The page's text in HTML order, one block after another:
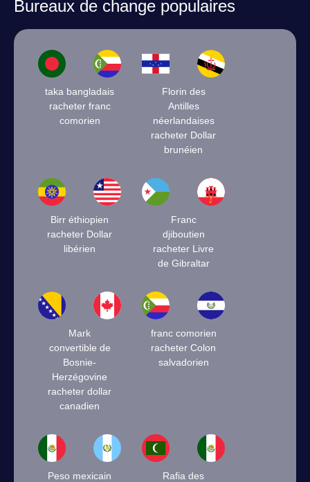
Bureaux de change populaires
taka bangladais
racheter franc
comorien
Florin des
Antilles
néerlandaises
racheter Dollar
brunéien
Birr éthiopien
racheter Dollar
libérien
Franc
djiboutien
racheter Livre
de Gibraltar
Mark
convertible de
Bosnie-
Herzégovine
racheter dollar
canadien
franc comorien
racheter Colon
salvadorien
Peso mexicain
Rafia des